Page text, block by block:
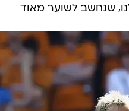
שנחשב לשוער מאוד